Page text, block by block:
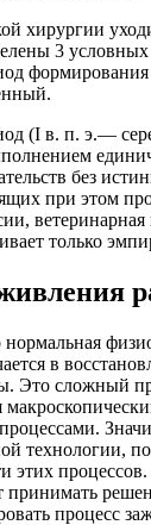
хирургии
3 условных
формирования
(I в. п. э.—
без
при этом
только
в
Это сложный
технологии,
этих
принимать
процесс